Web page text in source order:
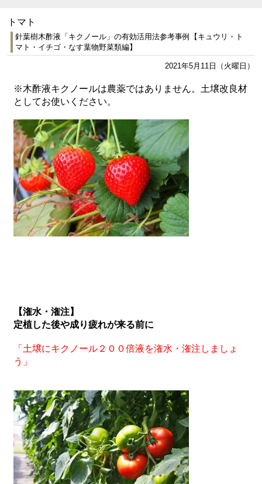
トマト
針葉樹木酢液「キクノール」の有効活用法参考事例【キュウリ・ト
マト・イチゴ・なす葉物野菜類編】
2021年5月11日（火曜日）
※木酢液キクノールは農薬ではありません。土壌改良材
としてお使いください。
【潅水・潅注】
定植した後や成り疲れが来る前に
「土壌にキクノール２００倍液を潅水・潅注しましょ
う」